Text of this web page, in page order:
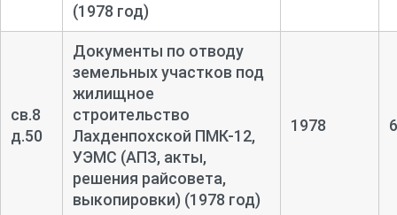
(1978 год)
св.8
д.50
Документы по отводу
земельных участков под
жилищное
строительство
Лахденпохской ПМК-12,
УЭМС (АПЗ, акты,
решения райсовета,
выкопировки) (1978 год)
1978 6